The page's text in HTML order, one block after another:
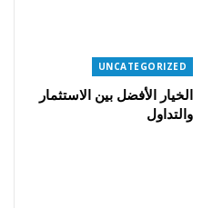
UNCATEGORIZED
الخيار الأفضل بين الاستثمار
والتداول